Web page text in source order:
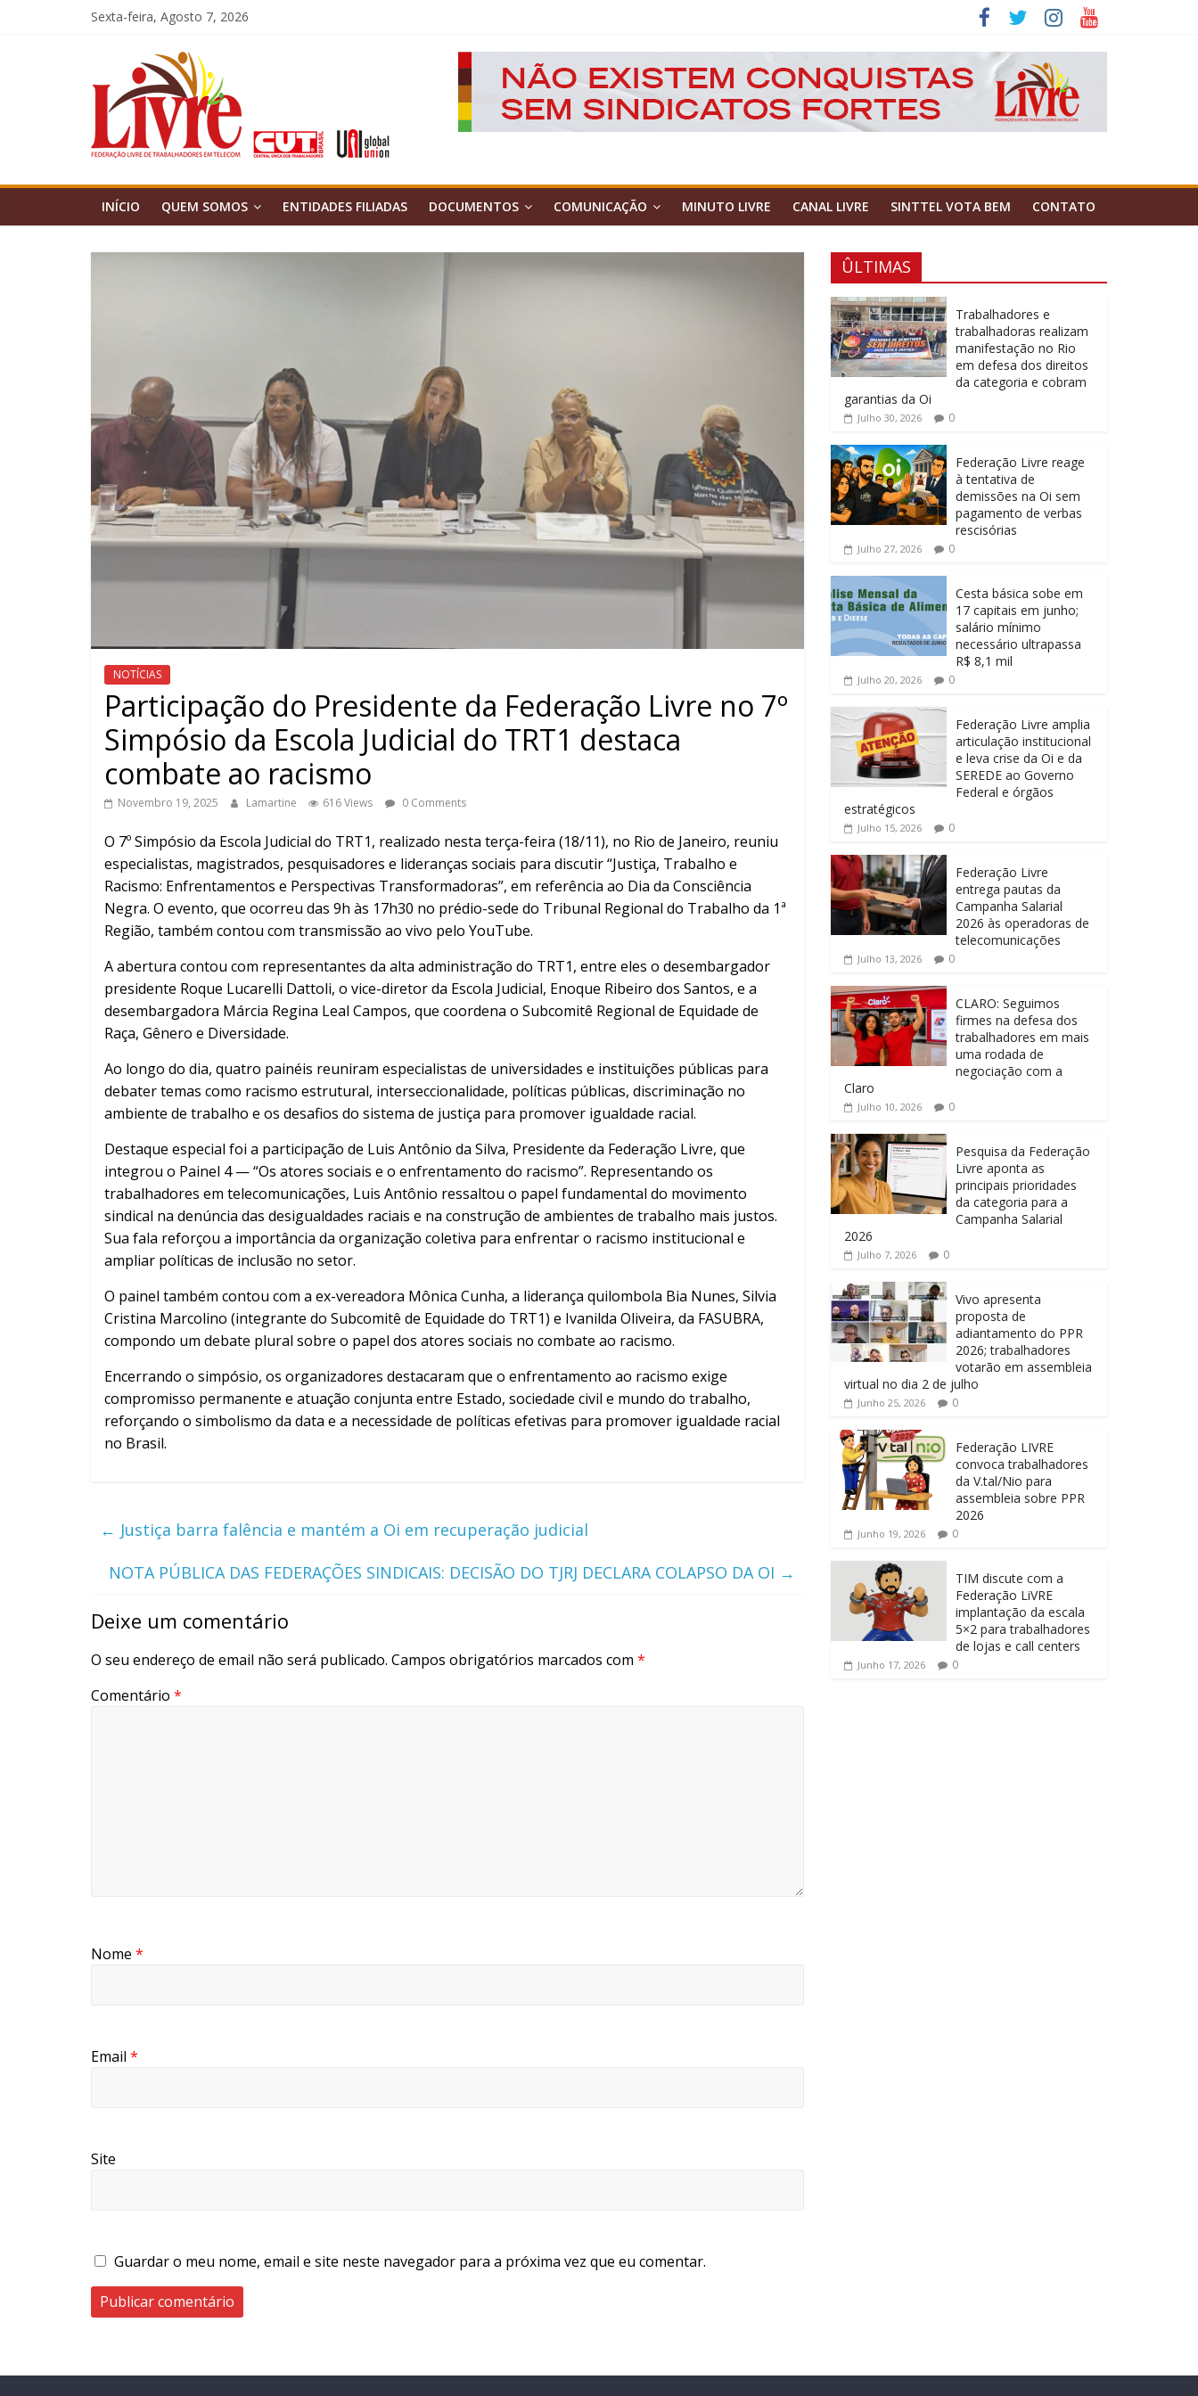
Sexta-feira, Agosto 7, 2026
Federação
Livre
INÍCIO QUEM SOMOS ENTIDADES FILIADAS DOCUMENTOS COMUNICAÇÃO MINUTO LIVRE CANAL LIVRE SINTTEL VOTA BEM CONTATO
NOTÍCIAS
Participação do Presidente da Federação Livre no 7º
Simpósio da Escola Judicial do TRT1 destaca
combate ao racismo
Novembro 19, 2025 Lamartine 616 Views 0 Comments
O 7º Simpósio da Escola Judicial do TRT1, realizado nesta terça-feira (18/11), no Rio de Janeiro, reuniu
especialistas, magistrados, pesquisadores e lideranças sociais para discutir “Justiça, Trabalho e
Racismo: Enfrentamentos e Perspectivas Transformadoras”, em referência ao Dia da Consciência
Negra. O evento, que ocorreu das 9h às 17h30 no prédio-sede do Tribunal Regional do Trabalho da 1ª
Região, também contou com transmissão ao vivo pelo YouTube.
A abertura contou com representantes da alta administração do TRT1, entre eles o desembargador
presidente Roque Lucarelli Dattoli, o vice-diretor da Escola Judicial, Enoque Ribeiro dos Santos, e a
desembargadora Márcia Regina Leal Campos, que coordena o Subcomitê Regional de Equidade de
Raça, Gênero e Diversidade.
Ao longo do dia, quatro painéis reuniram especialistas de universidades e instituições públicas para
debater temas como racismo estrutural, interseccionalidade, políticas públicas, discriminação no
ambiente de trabalho e os desafios do sistema de justiça para promover igualdade racial.
Destaque especial foi a participação de Luis Antônio da Silva, Presidente da Federação Livre, que
integrou o Painel 4 — “Os atores sociais e o enfrentamento do racismo”. Representando os
trabalhadores em telecomunicações, Luis Antônio ressaltou o papel fundamental do movimento
sindical na denúncia das desigualdades raciais e na construção de ambientes de trabalho mais justos.
Sua fala reforçou a importância da organização coletiva para enfrentar o racismo institucional e
ampliar políticas de inclusão no setor.
O painel também contou com a ex-vereadora Mônica Cunha, a liderança quilombola Bia Nunes, Silvia
Cristina Marcolino (integrante do Subcomitê de Equidade do TRT1) e Ivanilda Oliveira, da FASUBRA,
compondo um debate plural sobre o papel dos atores sociais no combate ao racismo.
Encerrando o simpósio, os organizadores destacaram que o enfrentamento ao racismo exige
compromisso permanente e atuação conjunta entre Estado, sociedade civil e mundo do trabalho,
reforçando o simbolismo da data e a necessidade de políticas efetivas para promover igualdade racial
no Brasil.
← Justiça barra falência e mantém a Oi em recuperação judicial
NOTA PÚBLICA DAS FEDERAÇÕES SINDICAIS: DECISÃO DO TJRJ DECLARA COLAPSO DA OI →
Deixe um comentário
O seu endereço de email não será publicado. Campos obrigatórios marcados com *
Comentário *
Nome *
Email *
Site
Guardar o meu nome, email e site neste navegador para a próxima vez que eu comentar.
ÛLTIMAS
Trabalhadores e
trabalhadoras realizam
manifestação no Rio
em defesa dos direitos
da categoria e cobram
garantias da Oi
Julho 30, 2026 0
Federação Livre reage
à tentativa de
demissões na Oi sem
pagamento de verbas
rescisórias
Julho 27, 2026 0
Cesta básica sobe em
17 capitais em junho;
salário mínimo
necessário ultrapassa
R$ 8,1 mil
Julho 20, 2026 0
Federação Livre amplia
articulação institucional
e leva crise da Oi e da
SEREDE ao Governo
Federal e órgãos
estratégicos
Julho 15, 2026 0
Federação Livre
entrega pautas da
Campanha Salarial
2026 às operadoras de
telecomunicações
Julho 13, 2026 0
CLARO: Seguimos
firmes na defesa dos
trabalhadores em mais
uma rodada de
negociação com a
Claro
Julho 10, 2026 0
Pesquisa da Federação
Livre aponta as
principais prioridades
da categoria para a
Campanha Salarial
2026
Julho 7, 2026 0
Vivo apresenta
proposta de
adiantamento do PPR
2026; trabalhadores
votarão em assembleia
virtual no dia 2 de julho
Junho 25, 2026 0
Federação LIVRE
convoca trabalhadores
da V.tal/Nio para
assembleia sobre PPR
2026
Junho 19, 2026 0
TIM discute com a
Federação LiVRE
implantação da escala
5×2 para trabalhadores
de lojas e call centers
Junho 17, 2026 0